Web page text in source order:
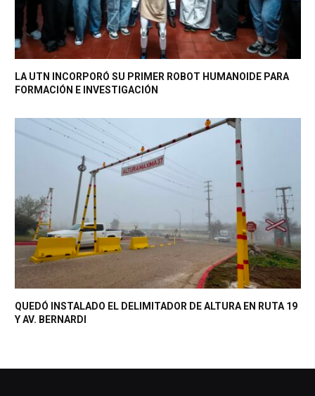
LA UTN INCORPORÓ SU PRIMER ROBOT HUMANOIDE PARA
FORMACIÓN E INVESTIGACIÓN
QUEDÓ INSTALADO EL DELIMITADOR DE ALTURA EN RUTA 19
Y AV. BERNARDI